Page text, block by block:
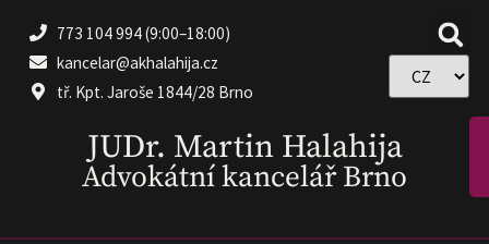
773 104 994 (9:00–18:00)
kancelar@akhalahija.cz
tř. Kpt. Jaroše 1844/28 Brno
JUDr. Martin Halahija
Advokátní kancelář Brno